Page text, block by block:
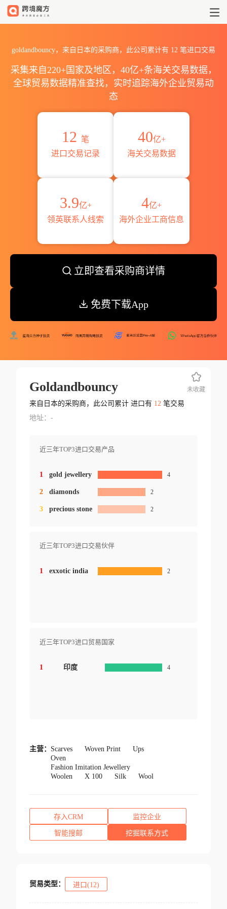
goldandbouncy，来自日本的采购商，此公司累计有 12 笔进口交易
采集来自220+国家及地区，40亿+条海关交易数据，
全球贸易数据精准查找，实时追踪海外企业贸易动
态
12 笔
进口交易记录
40亿+
海关交易数据
3.9亿+
领英联系人线索
4亿+
海外企业工商信息
立即查看采购商详情
免费下载App
Goldandbouncy
来自日本的采购商，此公司累计 进口有 12笔交易
地址：-
近三年TOP3进口交易产品
1 gold jewellery 4
2 diamonds 2
3 precious stone 2
近三年TOP3进口交易伙伴
1 exxotic india 2
近三年TOP3进口贸易国家
1 印度 4
未收藏
主营： Scarves Woven Print
Ups
Oven
Fashion Imitation Jewellery
Woolen
X 100 Silk Wool
存入CRM 监控企业
智能搜邮 挖掘联系方式
贸易类型： 进口(12)